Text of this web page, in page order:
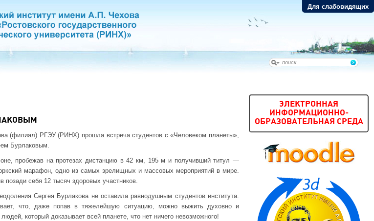
Для слабовидящих
(филиал) РГЭУ (РИНХ) прошла встреча студентов с «Человеком планеты»,
Бурлаковым.
пробежав на протезах дистанцию в 42 км, 195 м и получивший титул —
марафон, одно из самых зрелищных и массовых мероприятий в мире.
себя 12 тысяч здоровых участников.
Сергея Бурлакова не оставила равнодушным студентов института.
что, даже попав в тяжелейшую ситуацию, можно выжить духовно и
который доказывает всей планете, что нет ничего невозможного!
ЭЛЕКТРОННАЯ
ИНФОРМАЦИОННО-
ОБРАЗОВАТЕЛЬНАЯ СРЕДА